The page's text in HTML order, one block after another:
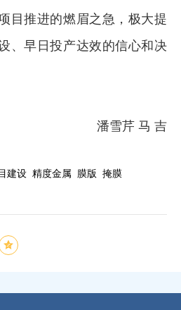
目推进的燃眉之急，极大提
、早日投产达效的信心和决
潘雪芹 马 吉
建设 精度金属 膜版 掩膜